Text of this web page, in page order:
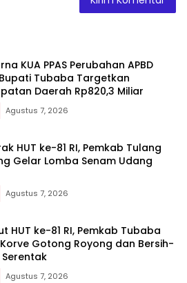
KUA PPAS Perubahan APBD
Tubaba Targetkan
Daerah Rp820,3 Miliar
Agustus 7, 2026
HUT ke-81 RI, Pemkab Tulang
Gelar Lomba Senam Udang
Agustus 7, 2026
HUT ke-81 RI, Pemkab Tubaba
Gotong Royong dan Bersih-
Serentak
Agustus 7, 2026